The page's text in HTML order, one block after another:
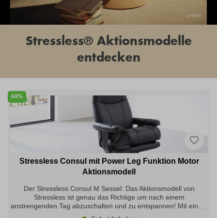
Stressless® Aktionsmodelle
entdecken
44%
Stressless Consul mit Power Leg Funktion Motor
Aktionsmodell
Der Stressless Consul M Sessel: Das Aktionsmodell von
Stressless ist genau das Richtige um nach einem
anstrengenden Tag abzuschalten und zu entspannen! Mit einem